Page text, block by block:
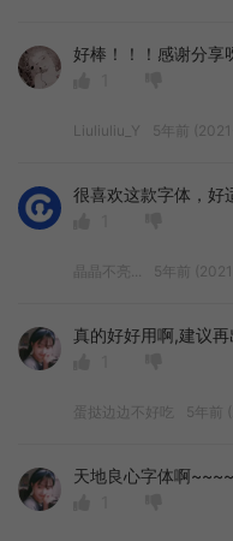
好棒！！！感谢分享
Liuliuliu_Y 5年前
很喜欢这款字体，好
晶晶不亮... 5年前
真的好好用啊,建议
蛋挞边边不好吃 5年前
天地良心字体啊~~~~